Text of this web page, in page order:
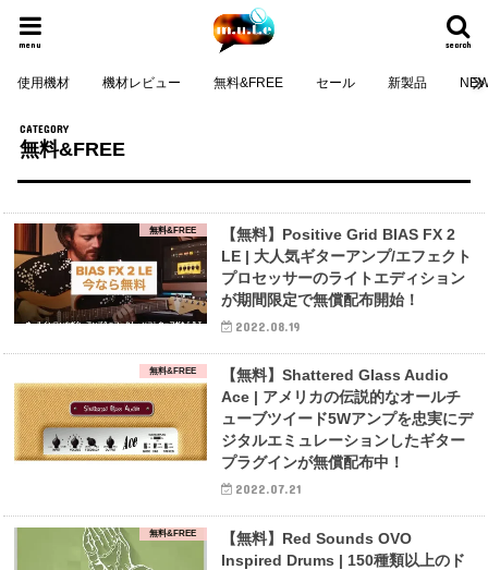
search
menu
使用機材 機材レビュー 無料&FREE セール 新製品
無料&FREE
無料&FREE
【無料】Positive Grid BIAS FX 2
LE | 大人気ギターアンプ/エフェクト
プロセッサーのライトエディション
が期間限定で無償配布開始！
2022.08.19
無料&FREE
【無料】Shattered Glass Audio
Ace | アメリカの伝説的なオールチ
ューブツイード5Wアンプを忠実にデ
ジタルエミュレーションしたギター
プラグインが無償配布中！
2022.07.21
無料&FREE
【無料】Red Sounds OVO
Inspired Drums | 150種類以上のド